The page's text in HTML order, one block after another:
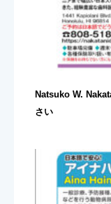
Natsuko W.
さい